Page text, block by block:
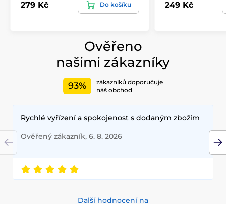
279 Kč Do košíku 249 Kč
Ověřeno
našimi zákazníky
93%
zákazníků doporučuje
náš obchod
Rychlé vyřízení a spokojenost s dodaným zbožim
Ověřený zákazník, 6. 8. 2026
Další hodnocení na